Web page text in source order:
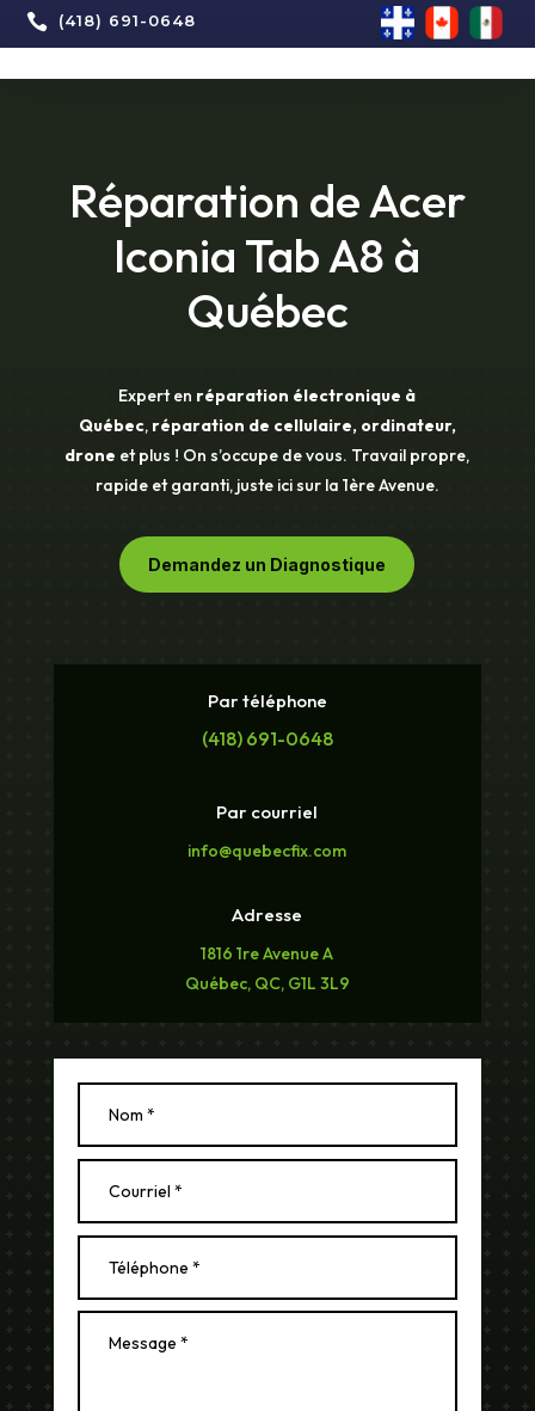
 (418) 691-0648
Réparation de Acer
Iconia Tab A8 à
Québec
Expert en réparation électronique à
Québec, réparation de cellulaire, ordinateur,
drone et plus ! On s’occupe de vous. Travail propre,
rapide et garanti, juste ici sur la 1ère Avenue.
Demandez un Diagnostique
Par téléphone
(418) 691-0648
Par courriel
info@quebecfix.com
Adresse
1816 1re Avenue A
Québec, QC, G1L 3L9